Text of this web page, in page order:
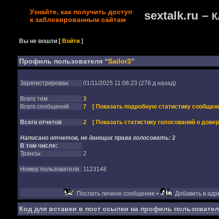
Узнайте, как получить доступ
к заблокированным сайтам
sextalk.ru –
Вы не вошли [Войти ]
Профиль пользователя “Sailor3”
Зарегистрирован 01/11/2025 11:06:23 (278 д назад)
Всего тем
3
Всего сообщений
7 [ Показать подробную статистику
Всего отчетов 2 [ Показать статистику голосований о
Написано отчетов, не дающих права голосовать: 2
В том числе:
Трансы
2
Номер пользователя 1123148
Послать личное сообщение • Добавить в
Код для вставки в пост ссылки на профиль